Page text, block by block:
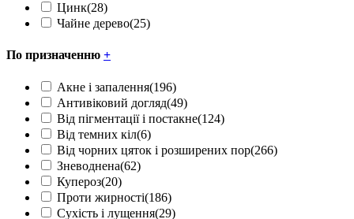
Цинк(28)
Чайне дерево(25)
По призначенню +
Акне і запалення(196)
Антивіковий догляд(49)
Від пігментації і постакне(124)
Від темних кіл(6)
Від чорних цяток і розширених пор(266)
Зневоднена(62)
Купероз(20)
Проти жирності(186)
Сухість і лущення(29)